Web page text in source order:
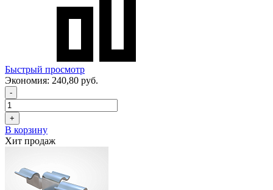
Быстрый просмотр
Экономия: 240,80 руб.
-
+
В корзину
Хит продаж